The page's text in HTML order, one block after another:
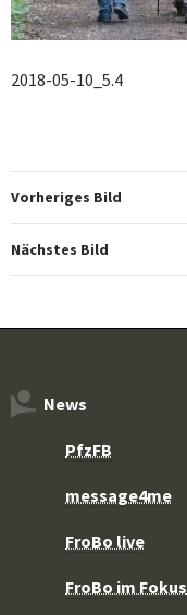
2018-05-10_5.4
Vorheriges Bild
Nächstes Bild
News
PfzFB
message4me
FroBo live
FroBo im Fokus